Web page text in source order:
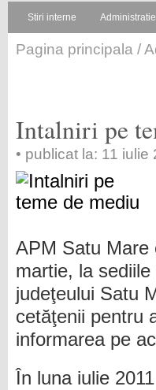
Stiri interne
Pagina principala /
Intalniri pe
• publicat la: 11 iulie
APM Satu Mare
martie, la
judeţeului Satu
cetăţenii pentru
informarea pe
În luna iulie